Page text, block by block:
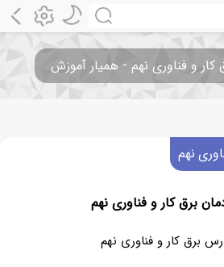
و فناوری نهم - همیار آموزش
نهم
برق کار و فناوری نهم
برق کار و فناوری نهم